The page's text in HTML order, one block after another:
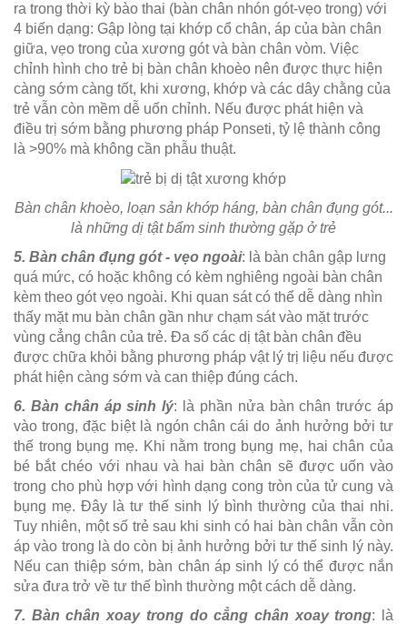
ra trong thời kỳ bào thai (bàn chân nhón gót-vẹo trong) với
4 biến dạng: Gập lòng tại khớp cổ chân, áp của bàn chân
giữa, vẹo trong của xương gót và bàn chân vòm. Việc
chỉnh hình cho trẻ bị bàn chân khoèo nên được thực hiện
càng sớm càng tốt, khi xương, khớp và các dây chằng của
trẻ vẫn còn mềm dễ uốn chỉnh. Nếu được phát hiện và
điều trị sớm bằng phương pháp Ponseti, tỷ lệ thành công
là >90% mà không cần phẫu thuật.
Bàn chân khoèo, loạn sản khớp háng, bàn chân đụng gót...
là những dị tật bẩm sinh thường gặp ở trẻ
5. Bàn chân đụng gót - vẹo ngoài: là bàn chân gập lưng
quá mức, có hoặc không có kèm nghiêng ngoài bàn chân
kèm theo gót vẹo ngoài. Khi quan sát có thể dễ dàng nhìn
thấy mặt mu bàn chân gần như chạm sát vào mặt trước
vùng cẳng chân của trẻ. Đa số các dị tật bàn chân đều
được chữa khỏi bằng phương pháp vật lý trị liệu nếu được
phát hiện càng sớm và can thiệp đúng cách.
6. Bàn chân áp sinh lý: là phần nửa bàn chân trước áp
vào trong, đặc biệt là ngón chân cái do ảnh hưởng bởi tư
thế trong bụng mẹ. Khi nằm trong bụng mẹ, hai chân của
bé bắt chéo với nhau và hai bàn chân sẽ được uốn vào
trong cho phù hợp với hình dạng cong tròn của tử cung và
bụng mẹ. Đây là tư thế sinh lý bình thường của thai nhi.
Tuy nhiên, một số trẻ sau khi sinh có hai bàn chân vẫn còn
áp vào trong là do còn bị ảnh hưởng bởi tư thế sinh lý này.
Nếu can thiệp sớm, bàn chân áp sinh lý có thể được nắn
sửa đưa trở về tư thế bình thường một cách dễ dàng.
7. Bàn chân xoay trong do cẳng chân xoay trong: là